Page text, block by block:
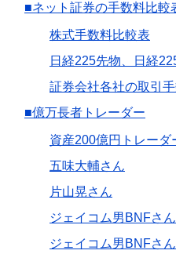
■ネット証券の手数料比較
株式手数料比較表
日経225先物、日経
証券会社各社の取引
■億万長者トレーダー
資産200億円トレーダ
五味大輔さん
片山晃さん
ジェイコム男BNFさ
ジェイコム男BNFさ